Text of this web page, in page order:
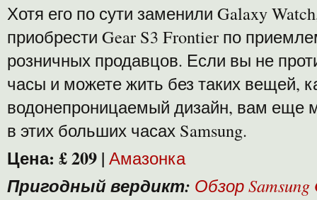
Хотя его по сути заменили Galaxy
приобрести Gear S3 Frontier по
розничных продавцов. Если вы не
часы и можете жить без таких вещей,
водонепроницаемый дизайн, вам еще
в этих больших часах Samsung.
Цена: £ 209 | Амазонка
Пригодный вердикт: Обзор Samsung